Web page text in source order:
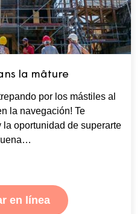
la mâture
por los mástiles al
la navegación! Te
oportunidad de superarte
en línea